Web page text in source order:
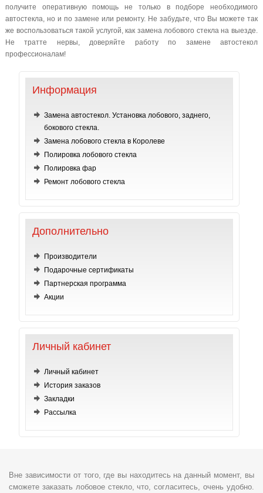
получите оперативную помощь не только в подборе необходимого
автостекла, но и по замене или ремонту. Не забудьте, что Вы можете так
же воспользоваться такой услугой, как замена лобового стекла на выезде.
Не тратте нервы, доверяйте работу по замене автостекол
профессионалам!
Информация
Замена автостекол. Установка лобового, заднего,
бокового стекла.
Замена лобового стекла в Королеве
Полировка лобового стекла
Полировка фар
Ремонт лобового стекла
Дополнительно
Производители
Подарочные сертификаты
Партнерская программа
Акции
Личный кабинет
Личный кабинет
История заказов
Закладки
Рассылка
Вне зависимости от того, где вы находитесь на данный момент, вы
сможете заказать лобовое стекло, что, согласитесь, очень удобно.